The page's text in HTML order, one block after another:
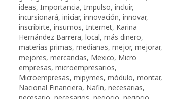
ideas, Importancia, Impulso, incluir,
incursionará, iniciar, innovación, innovar,
inscribirte, insumos, Internet, Karina
Hernández Barrera, local, más dinero,
materias primas, medianas, mejor, mejorar,
mejores, mercancías, Mexico, Micro
empresas, microempresarios,
Microempresas, mipymes, módulo, montar,
Nacional Financiera, Nafin, necesarias,